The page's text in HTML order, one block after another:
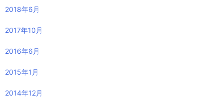
2018年6月
2017年10月
2016年6月
2015年1月
2014年12月